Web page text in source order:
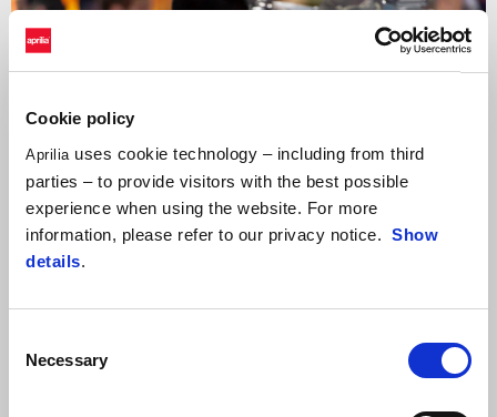
Cookie policy
Aprilia uses cookie technology – including from third
parties – to provide visitors with the best possible
experience when using the website. For more
information, please refer to our privacy notice. Show
details.
Selection
Necessary
Fii primul care descoperă secretele, știrile din culisele lumii Aprilia.